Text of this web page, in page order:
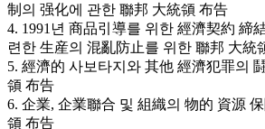
制의 强化에 관한 聯邦 大統領 布告
4. 1991년 商品引導를 위한 經濟契約 締
련한 生産의 混亂防止를 위한 聯邦 大統
5. 經濟的 사보타지와 其他 經濟犯罪의
領 布告
6. 企業, 企業聯合 및 組織의 物的 資源
領 布告